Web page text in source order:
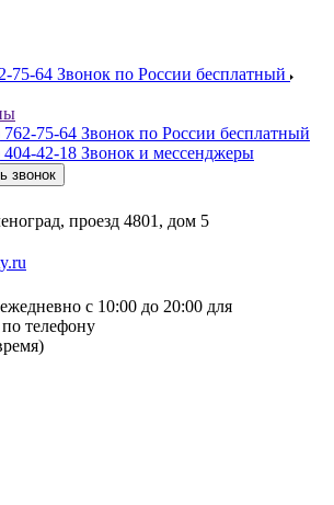
75-64 Звонок по России бесплатный
75-64 Звонок по России бесплатный
42-18 Звонок и мессенджеры
звонок
проезд 4801, дом 5
с 10:00 до 20:00 для
телефону